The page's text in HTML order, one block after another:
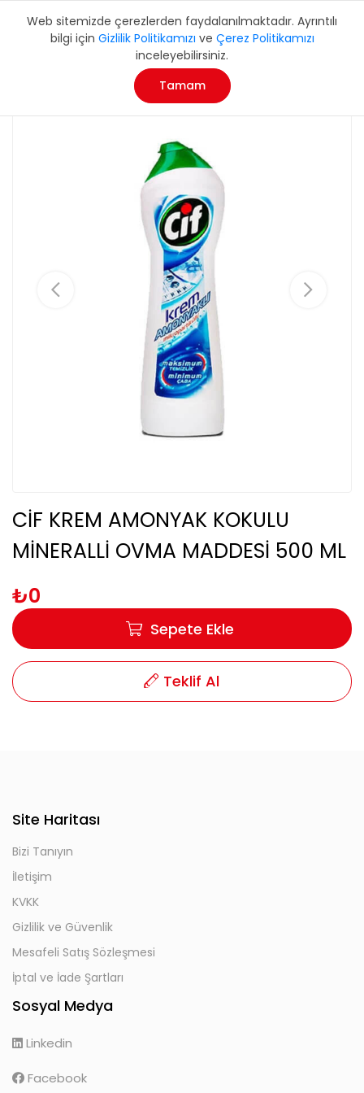
Web sitemizde çerezlerden faydalanılmaktadır. Ayrıntılı
bilgi için Gizlilik Politikamızı ve Çerez Politikamızı
inceleyebilirsiniz.
Tamam
CİF KREM AMONYAK KOKULU
MİNERALLİ OVMA MADDESİ 500 ML
₺0
Sepete Ekle
Teklif Al
Site Haritası
Bizi Tanıyın
İletişim
KVKK
Gizlilik ve Güvenlik
Mesafeli Satış Sözleşmesi
İptal ve İade Şartları
Sosyal Medya
Linkedin
Facebook